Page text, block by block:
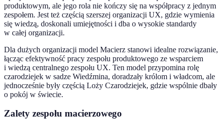
produktowym, ale jego rola nie kończy się na współpracy z jednym
zespołem. Jest też częścią szerszej organizacji UX, gdzie wymienia
się wiedzą, doskonali umiejętności i dba o wysokie standardy
w całej organizacji.
Dla dużych organizacji model Macierz stanowi idealne rozwiązanie,
łącząc efektywność pracy zespołu produktowego ze wsparciem
i wiedzą centralnego zespołu UX. Ten model przypomina rolę
czarodziejek w sadze Wiedźmina, doradzały królom i władcom, ale
jednocześnie były częścią Loży Czarodziejek, gdzie wspólnie dbały
o pokój w świecie.
Zalety zespołu macierzowego